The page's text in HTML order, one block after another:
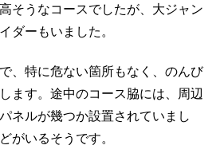
そうなコースでしたが、大ジャン
ダーもいました。
、特に危ない箇所もなく、のんび
ます。途中のコース脇には、周辺
ネルが幾つか設置されていまし
がいるそうです。